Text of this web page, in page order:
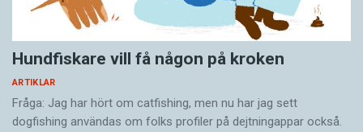
Hundfiskare vill få någon på kroken
ARTIKLAR
Fråga: Jag har hört om catfishing, men nu har jag sett
dogfishing användas om folks profiler på dejtningappar också.